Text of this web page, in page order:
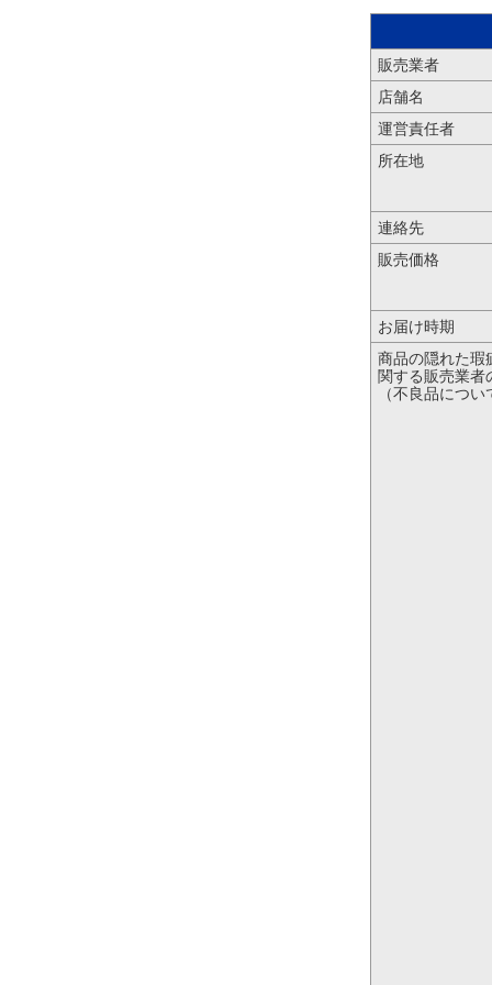
販売業者
店舗名
運営責任者
所在地
連絡先
販売価格
お届け時期
商品の隠れた瑕
関する販売業者
（不良品につい